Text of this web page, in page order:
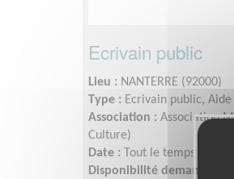
Ecrivain public
Lieu : NANTERRE (92000)
Type : Ecrivain public,
Association : Association
Culture)
Date :
Tout le temps
Disponibilité demandée :